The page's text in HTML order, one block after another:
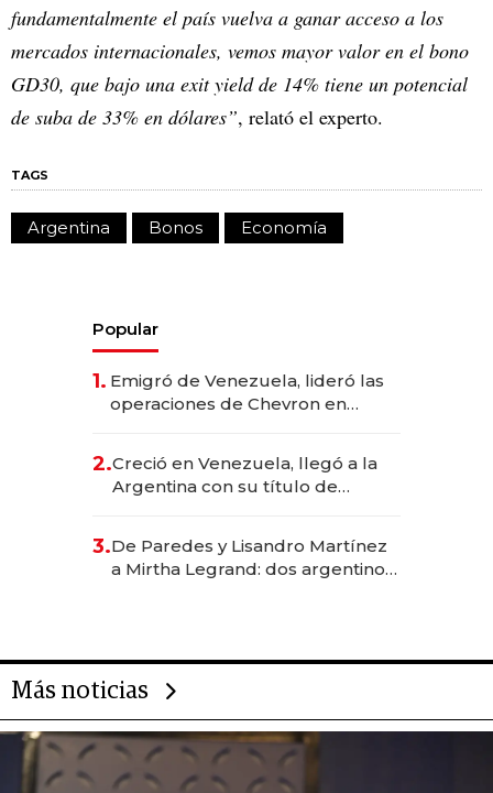
fundamentalmente el país vuelva a ganar acceso a los
mercados internacionales, vemos mayor valor en el bono
GD30, que bajo una exit yield de 14% tiene un potencial
de suba de 33% en dólares”, relató el experto.
TAGS
Argentina Bonos Economía
Popular
1. Emigró de Venezuela, lideró las
operaciones de Chevron en
2.Creció en Venezuela, llegó a la
Argentina con su título de
las marcas "fast premium"
3.De Paredes y Lisandro Martínez
a Mirtha Legrand: dos argentinos
Más noticias